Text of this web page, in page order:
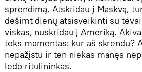
sprendimą. Atskridau į Maskvą,
dešimt dienų atsisveikinti su
viskas, nuskridau į Ameriką.
toks momentas: kur aš skrendu?
nepažįstu ir ten niekas manęs
ledo ritulininkas.